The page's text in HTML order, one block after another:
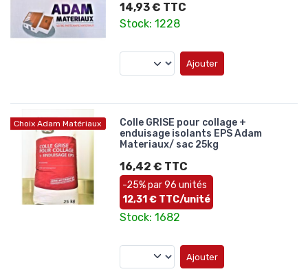
14,93 € TTC
Stock: 1228
Ajouter
Choix Adam Matériaux
Colle GRISE pour collage +
enduisage isolants EPS Adam
Materiaux/ sac 25kg
16,42 € TTC
-25% par 96 unités
12,31 € TTC/unité
Stock: 1682
Ajouter